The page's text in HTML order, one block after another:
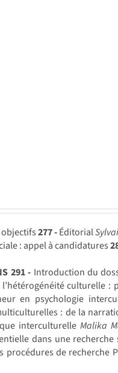
objectifs277 -Éditorial
: appel à candidatures
291 - Introduction du
culturelle :
en psychologie
: de la
interculturelleMalika
dans une recherche
procédures de recherche